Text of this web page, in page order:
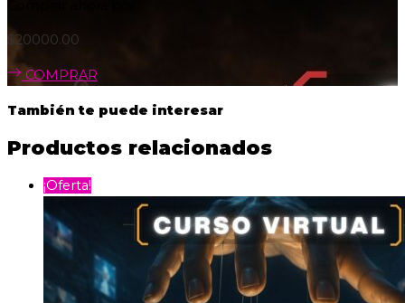
$20000.00
COMPRAR
También te puede interesar
Productos relacionados
¡Oferta!